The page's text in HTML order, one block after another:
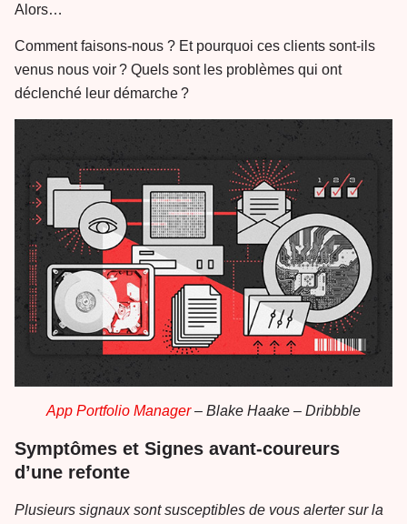
Alors…
Comment faisons-nous ? Et pourquoi ces clients sont-ils
venus nous voir ? Quels sont les problèmes qui ont
déclenché leur démarche ?
App Portfolio Manager– Blake Haake – Dribbble
Symptômes et Signes avant-coureurs
d’une refonte
Plusieurs signaux sont susceptibles de vous alerter sur la